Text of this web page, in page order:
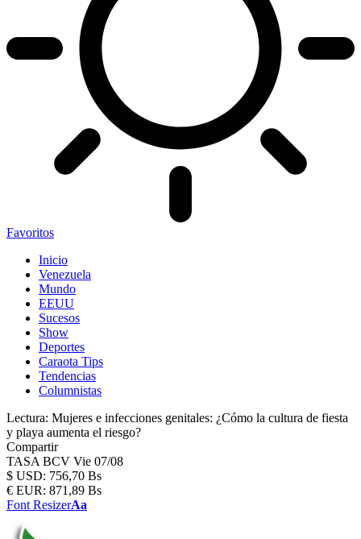
Favoritos
Inicio
Venezuela
Mundo
EEUU
Sucesos
Show
Deportes
Caraota Tips
Tendencias
Columnistas
Lectura: Mujeres e infecciones genitales: ¿Cómo la cultura de fiesta
y playa aumenta el riesgo?
Compartir
TASA BCV Vie 07/08
$ USD: 756,70 Bs
€ EUR: 871,89 Bs
Font ResizerAa